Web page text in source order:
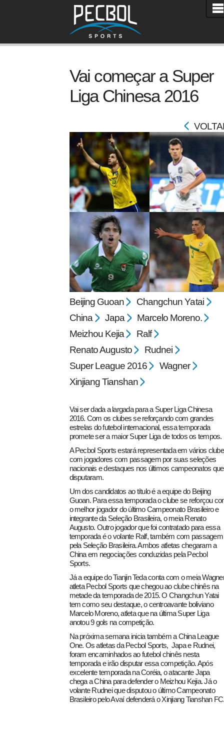
pecbol.com
Vai começar a Super
Liga Chinesa 2016
Beijing Guoan
Changchun Yatai
China
Japa
Marcelo Moreno.
Meizhou Kejia
Ralf
Renato Augusto
Rudnei
Super League 2016
Wagner
Xinjiang Tianshan
Vai ser dada a largada para a Super Liga Chinesa
2016. Com os clubes se reforçando com grandes
estrelas do futebol internacional, essa temporada
promete ser a maior Super Liga de todos os tempos.
A Pecbol Sports estará representada em vários
com jogadores com passagem por suas seleções
nacionais e destaques nos últimos campeonatos que
disputaram.
Um dos candidatos ao título é a equipe do Beijing
Guoan. Para essa temporada o clube se reforçou
o melhor jogador do último Campeonato Brasileiro e
integrante da Seleção Brasileira, o meia Renato
Augusto. Outro jogador que foi contratado para essa
temporada é o volante Ralf, também com passagem
pela Seleção Brasileira. Ambos atletas chegaram a
China em negociações conduzidas pela Pecbol
Sports.
Já a equipe do Tianjin Teda conta com o meia
atleta Pecbol Sports que chegou ao clube chinês na
metade da temporada de 2015. O Changchun Yatai
tem como seu destaque, o centroavante boliviano
Marcelo Moreno, atleta que na última Super Liga
anotou 9 gols na competição.
Na próxima semana inicia também a China League
One. Os atletas da Pecbol Sports, Japa e Rudnei,
foram encaminhados ao futebol chinês nesta
temporada e irão disputar essa competição. Após
excelente temporada na Coréia, o atacante Japa
chega a China para defender o Meizhou Kejia. Já o
volante Rudnei que disputou o último Campeonato
Brasileiro pelo Avaí defenderá o Xinjiang Tianshan